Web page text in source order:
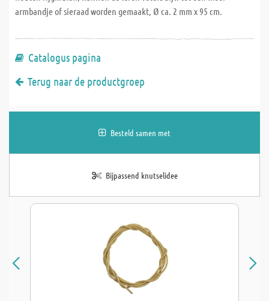
armbandje of sieraad worden gemaakt, Ø ca. 2 mm x 95 cm.
Catalogus pagina
Terug naar de productgroep
Besteld samen met
Bijpassend knutselidee